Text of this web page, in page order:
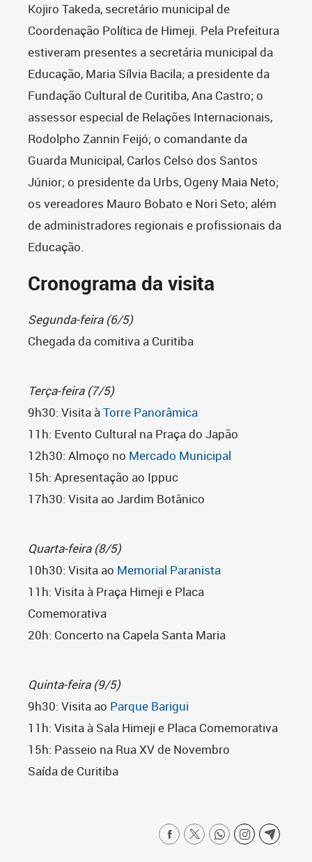
Kojiro Takeda, secretário municipal de
Coordenação Política de Himeji. Pela Prefeitura
estiveram presentes a secretária municipal da
Educação, Maria Sílvia Bacila; a presidente da
Fundação Cultural de Curitiba, Ana Castro; o
assessor especial de Relações Internacionais,
Rodolpho Zannin Feijó; o comandante da
Guarda Municipal, Carlos Celso dos Santos
Júnior; o presidente da Urbs, Ogeny Maia Neto;
os vereadores Mauro Bobato e Nori Seto; além
de administradores regionais e profissionais da
Educação.
Cronograma da visita
Segunda-feira (6/5)
Chegada da comitiva a Curitiba
Terça-feira (7/5)
9h30: Visita àTorre Panorâmica
11h: Evento Cultural na Praça do Japão
12h30: Almoço no Mercado Municipal
15h: Apresentação ao Ippuc
17h30: Visita ao Jardim Botânico
Quarta-feira (8/5)
10h30: Visita ao Memorial Paranista
11h: Visita à Praça Himeji e Placa
Comemorativa
20h: Concerto na Capela Santa Maria
Quinta-feira (9/5)
9h30: Visita ao Parque Barigui
11h: Visita à Sala Himeji e Placa Comemorativa
15h: Passeio na Rua XV de Novembro
Saída de Curitiba